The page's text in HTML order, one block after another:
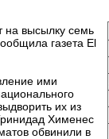
на высылку семь
газета El
ими
их из
Хименес
обвинили в